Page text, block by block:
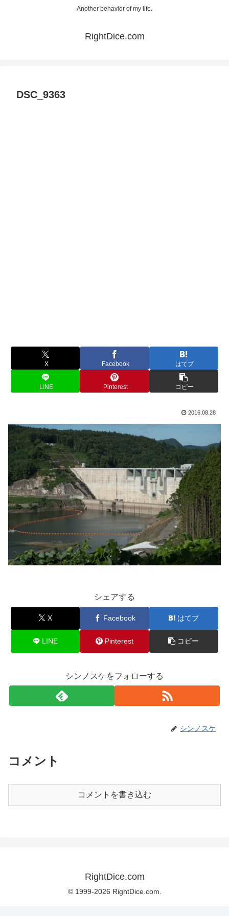
Another behavior of my life.
RightDice.com
DSC_9363
X Facebook はてブ
LINE Pinterest コピー
2016.08.28
シェアする
X Facebook はてブ
LINE Pinterest コピー
シンノスケをフォローする
シンノスケ
コメント
コメントを書き込む
RightDice.com
© 1999-2026 RightDice.com.